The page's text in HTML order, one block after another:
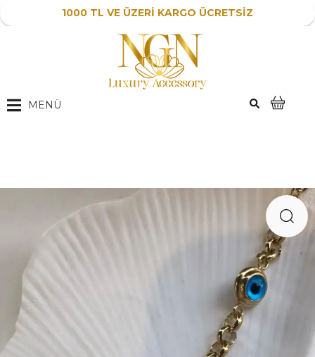
1000 TL VE ÜZERİ KARGO ÜCRETSİZ
MENÜ